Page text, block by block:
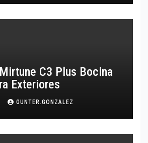
C3 Plus Bocina
Exteriores
GUNTER.GONZALEZ